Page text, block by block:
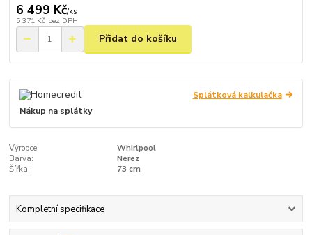
6 499 Kč/ks
5 371 Kč bez DPH
Přidat do košíku
Splátková kalkulačka
Nákup na splátky
Výrobce:
Whirlpool
Barva:
Nerez
Šířka:
73 cm
Kompletní specifikace